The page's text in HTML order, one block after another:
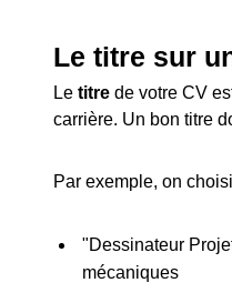
Le titre sur
Le titre de votre CV
carrière. Un bon titre
Par exemple, on
"Dessinateur
mécaniques